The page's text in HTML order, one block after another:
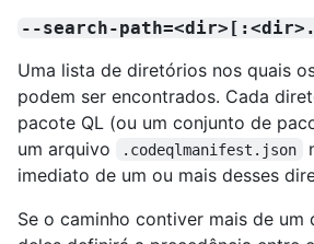
--search-
Uma lista de diretórios nos quais
podem ser encontrados. Cada
pacote QL (ou um conjunto de
um arquivo
.codeqlmanifest.json
imediato de um ou mais desses
Se o caminho contiver mais de um